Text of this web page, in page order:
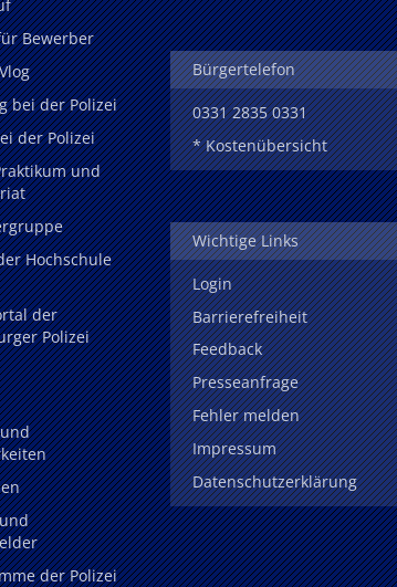
Bewerber
bei der Polizei
der Polizei
und
Hochschule
der
Polizei
der Polizei
Bürgertelefon
0331 2835 0331
* Kostenübersicht
Wichtige Links
Login
Barrierefreiheit
Feedback
Presseanfrage
Fehler melden
Impressum
Datenschutzerklärung